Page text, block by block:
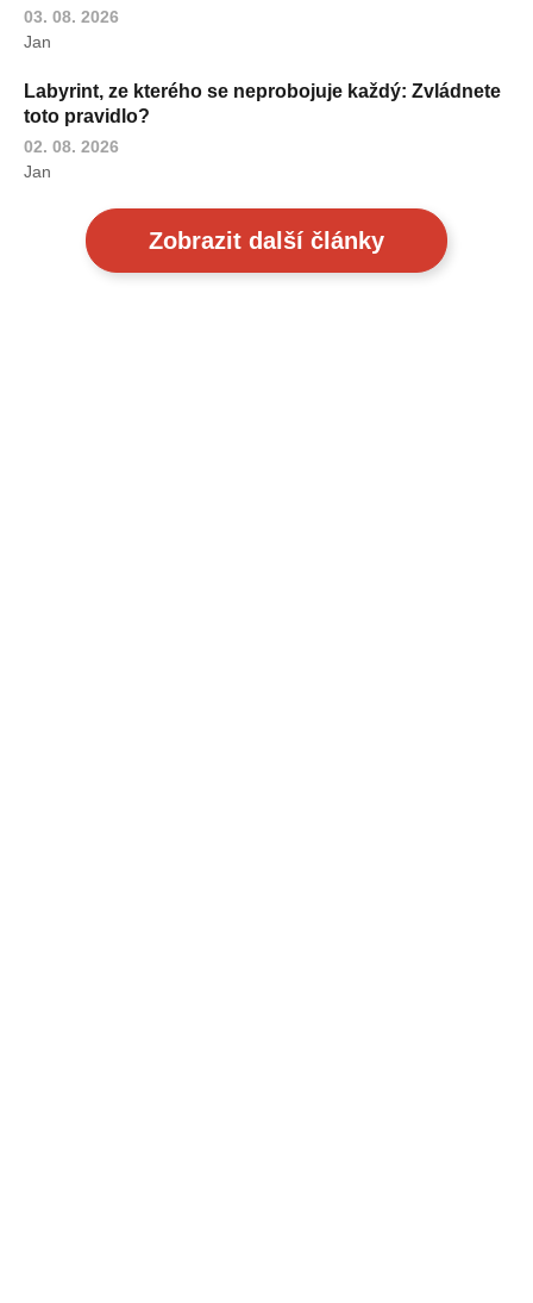
03. 08. 2026
Jan
Labyrint, ze kterého se neprobojuje každý: Zvládnete
toto pravidlo?
02. 08. 2026
Jan
Zobrazit další články